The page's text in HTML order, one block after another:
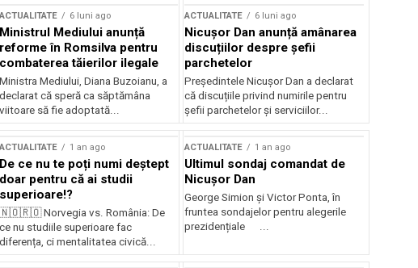
6 luni ago
Ministrul Mediului anunță
reforme în Romsilva pentru
combaterea tăierilor ilegale
Ministra Mediului, Diana Buzoianu, a
declarat că speră ca săptămâna
viitoare să fie adoptată...
ACTUALITATE 6 luni ago
Nicușor Dan anunță amânarea
discuțiilor despre șefii
parchetelor
Președintele Nicușor Dan a declarat
că discuțiile privind numirile pentru
șefii parchetelor și serviciilor...
1 an ago
De ce nu te poți numi deștept
doar pentru că ai studii
superioare!?
🇳🇴🇷🇴 Norvegia vs. România: De
ce nu studiile superioare fac
diferența, ci mentalitatea civică...
ACTUALITATE 1 an ago
Ultimul sondaj comandat de
Nicușor Dan
George Simion și Victor Ponta, în
fruntea sondajelor pentru alegerile
prezidențiale ...